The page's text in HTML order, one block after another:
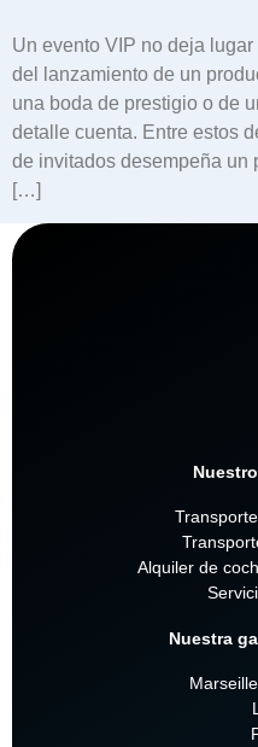
Un evento VIP no deja
del lanzamiento de un
una boda de prestigio o de
detalle cuenta. Entre estos
de invitados desempeña un
[…]
Alquiler de
Nuestra